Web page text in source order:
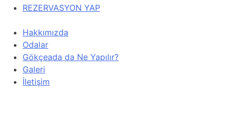
REZERVASYON YAP
Hakkımızda
Odalar
Gökçeada da Ne Yapılır?
Galeri
İletişim